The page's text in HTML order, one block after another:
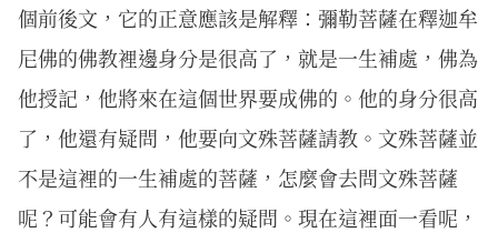
個前後文，它的正意應該是解釋：彌勒菩薩在釋迦牟
尼佛的佛教裡邊身分是很高了，就是一生補處，佛為
他授記，他將來在這個世界要成佛的。他的身分很高
了，他還有疑問，他要向文殊菩薩請教。文殊菩薩並
不是這裡的一生補處的菩薩，怎麼會去問文殊菩薩
呢？可能會有人有這樣的疑問。現在這裡面一看呢，